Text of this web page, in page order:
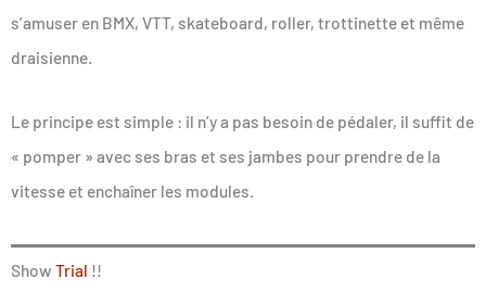
s’amuser en BMX, VTT, skateboard, roller, trottinette et même
draisienne.
Le principe est simple : il n’y a pas besoin de pédaler, il suffit de
« pomper » avec ses bras et ses jambes pour prendre de la
vitesse et enchaîner les modules.
Show Trial !!